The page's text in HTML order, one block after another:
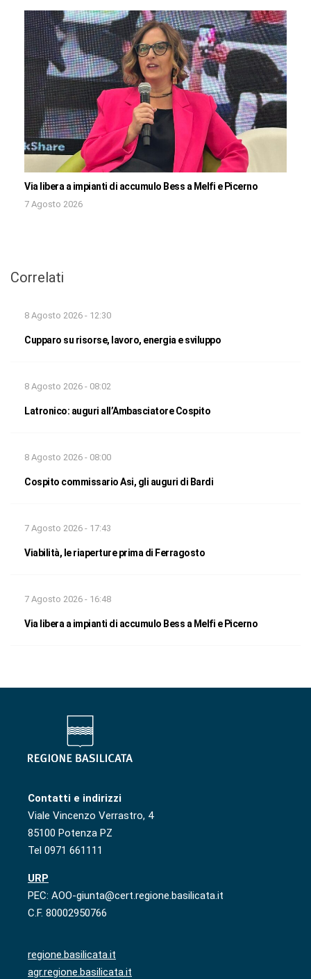
Via libera a impianti di accumulo Bess a Melfi e Picerno
7 Agosto 2026
Correlati
8 Agosto 2026 - 12:30
Cupparo su risorse, lavoro, energia e sviluppo
8 Agosto 2026 - 08:02
Latronico: auguri all’Ambasciatore Cospito
8 Agosto 2026 - 08:00
Cospito commissario Asi, gli auguri di Bardi
7 Agosto 2026 - 17:43
Viabilità, le riaperture prima di Ferragosto
7 Agosto 2026 - 16:48
Via libera a impianti di accumulo Bess a Melfi e Picerno
Contatti e indirizzi
Viale Vincenzo Verrastro, 4
85100 Potenza PZ
Tel 0971 661111
URP
PEC: AOO-giunta@cert.regione.basilicata.it
C.F. 80002950766
regione.basilicata.it
agr.regione.basilicata.it